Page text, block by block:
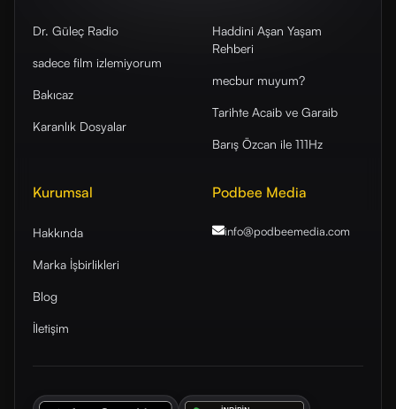
Dr. Güleç Radio
sadece film izlemiyorum
Bakıcaz
Karanlık Dosyalar
Haddini Aşan Yaşam
Rehberi
mecbur muyum?
Tarihte Acaib ve Garaib
Barış Özcan ile 111Hz
Kurumsal
Hakkında
Marka İşbirlikleri
Blog
İletişim
Podbee Media
info@podbeemedia.com